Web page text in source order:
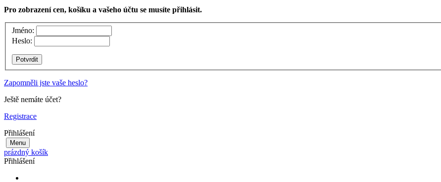
Pro zobrazení cen, košíku a vašeho účtu se musíte přihlásit.
Jméno:
Heslo:
Zapomněli jste vaše heslo?
Ještě nemáte účet?
Registrace
Přihlášení
Menu
prázdný košík
Přihlášení